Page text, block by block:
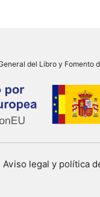
del Libro y Fomento
Aviso legal y política